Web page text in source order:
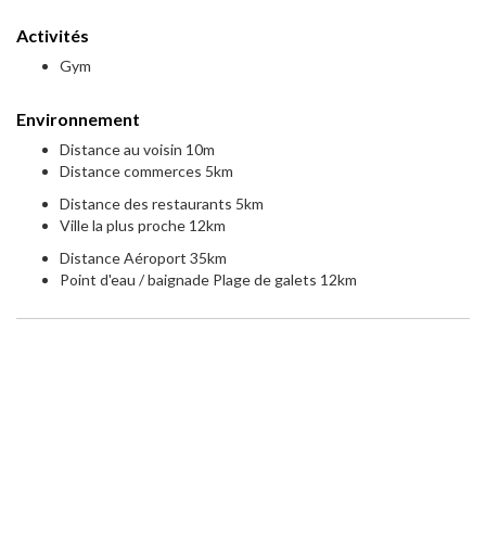
Activités
Gym
Environnement
Distance au voisin 10m
Distance commerces 5km
Distance des restaurants 5km
Ville la plus proche 12km
Distance Aéroport 35km
Point d'eau / baignade Plage de galets 12km